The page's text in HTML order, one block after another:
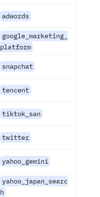
adwords
google_marketing_
platform
snapchat
tencent
tiktok_san
twitter
yahoo_gemini
yahoo_japan_searc
h